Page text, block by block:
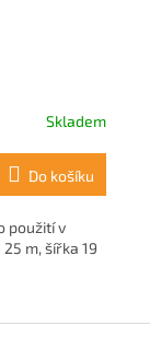
Skladem
Do košíku
použití v
m, šířka 19